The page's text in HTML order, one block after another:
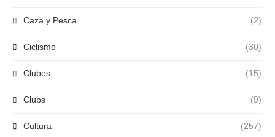
Caza y Pesca (2)
Ciclismo (30)
Clubes (15)
Clubs (9)
Cultura (257)